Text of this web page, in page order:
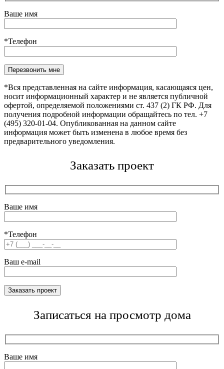
Ваше имя
*Телефон
Оставьте это поле пустым.
*Вся представленная на сайте информация, касающаяся цен,
носит информационный характер и не является публичной
офертой, определяемой положениями ст. 437 (2) ГК РФ. Для
получения подробной информации обращайтесь по тел. +7
(495) 320-01-04. Опубликованная на данном сайте
информация может быть изменена в любое время без
предварительного уведомления.
Заказать проект
Ваше имя
*Телефон
Ваш e-mail
Записаться на просмотр дома
Ваше имя